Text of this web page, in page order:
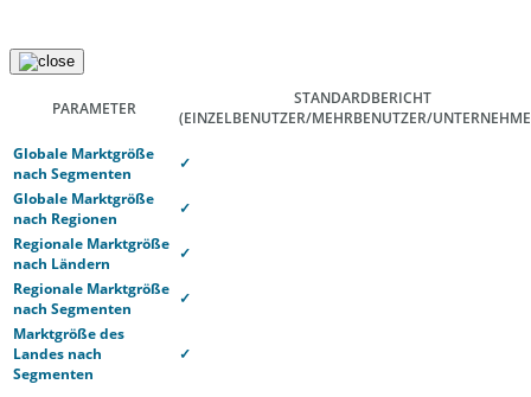
PARAMETER
STANDARDBERICHT
(EINZELBENUTZER/MEHRBENUTZER/
Globale Marktgröße
nach Segmenten
✓
Globale Marktgröße
nach Regionen
✓
Regionale Marktgröße
nach Ländern
✓
Regionale Marktgröße
nach Segmenten
✓
Marktgröße des
Landes nach
Segmenten
✓